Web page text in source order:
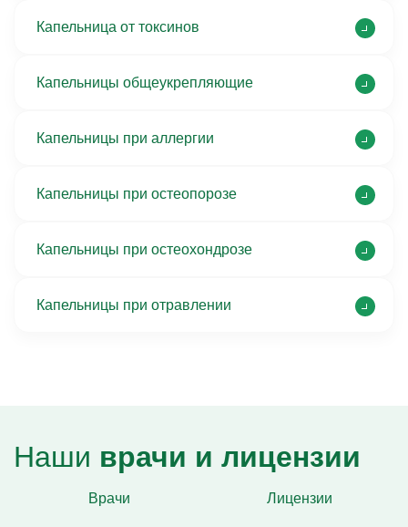
Капельница от токсинов
Капельницы общеукрепляющие
Капельницы при аллергии
Капельницы при остеопорозе
Капельницы при остеохондрозе
Капельницы при отравлении
Наши врачи и лицензии
Врачи Лицензии